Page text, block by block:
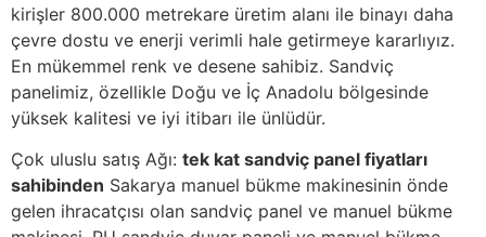
kirişler 800.000 metrekare üretim alanı ile binayı daha
çevre dostu ve enerji verimli hale getirmeye kararlıyız.
En mükemmel renk ve desene sahibiz. Sandviç
panelimiz, özellikle Doğu ve İç Anadolu bölgesinde
yüksek kalitesi ve iyi itibarı ile ünlüdür.
Çok uluslu satış Ağı: tek kat sandviç panel fiyatları
sahibinden Sakarya manuel bükme makinesinin önde
gelen ihracatçısı olan sandviç panel ve manuel bükme